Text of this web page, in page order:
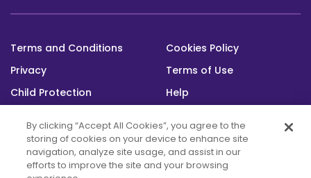
Footer
bottom
Terms and Conditions
Cookies Policy
Privacy
Terms of Use
Child Protection
Help
By clicking “Accept All Cookies”, you agree to the
storing of cookies on your device to enhance site
navigation, analyze site usage, and assist in our
efforts to improve the site and your browsing